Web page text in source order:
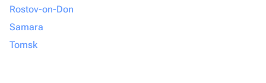
Rostov-on-Don
Samara
Tomsk